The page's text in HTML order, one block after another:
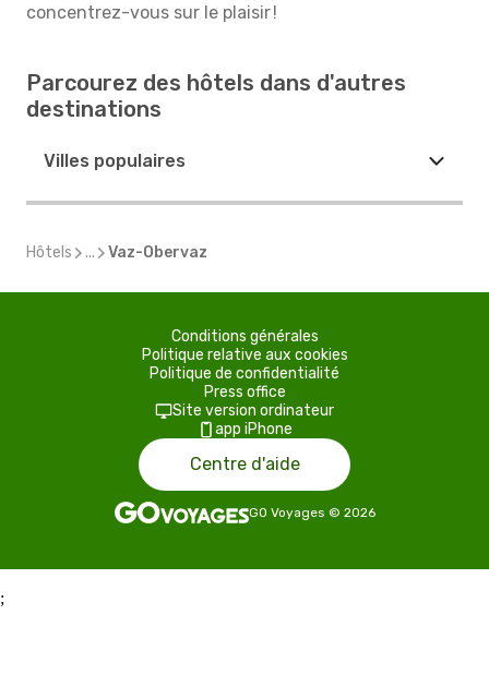
concentrez-vous sur le plaisir !
Parcourez des hôtels dans d'autres
destinations
Villes populaires
Hôtels ... Vaz-Obervaz
Conditions générales
Politique relative aux cookies
Politique de confidentialité
Press office
Site version ordinateur
app iPhone
Centre d'aide
GO Voyages © 2026
;